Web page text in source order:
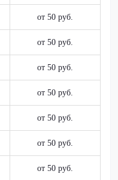
от 50 руб.
от 50 руб.
от 50 руб.
от 50 руб.
от 50 руб.
от 50 руб.
от 50 руб.